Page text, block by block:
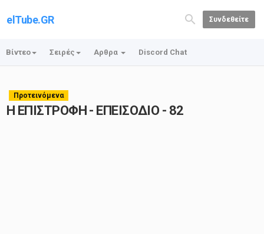
elTube.GR Συνδεθείτε
Βίντεο Σειρές Αρθρα Discord Chat
Προτεινόμενα
Η ΕΠΙΣΤΡΟΦΗ - ΕΠΕΙΣΟΔΙΟ - 82